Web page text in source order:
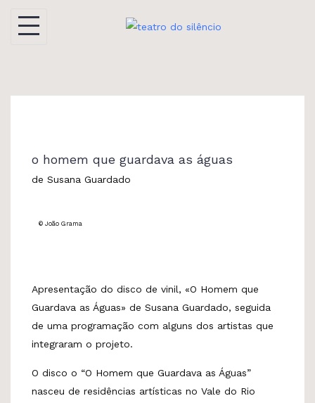
o homem que guardava as águas
de Susana Guardado
© João Grama
Apresentação do disco de vinil, «O Homem que
Guardava as Águas» de Susana Guardado, seguida
de uma programação com alguns dos artistas que
integraram o projeto.
O disco o “O Homem que Guardava as Águas”
nasceu de residências artísticas no Vale do Rio